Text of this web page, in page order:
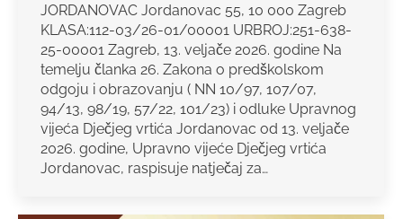
JORDANOVAC Jordanovac 55, 10 000 Zagreb
KLASA:112-03/26-01/00001 URBROJ:251-638-
25-00001 Zagreb, 13. veljače 2026. godine Na
temelju članka 26. Zakona o predškolskom
odgoju i obrazovanju ( NN 10/97, 107/07,
94/13, 98/19, 57/22, 101/23) i odluke Upravnog
vijeća Dječjeg vrtića Jordanovac od 13. veljače
2026. godine, Upravno vijeće Dječjeg vrtića
Jordanovac, raspisuje natječaj za…